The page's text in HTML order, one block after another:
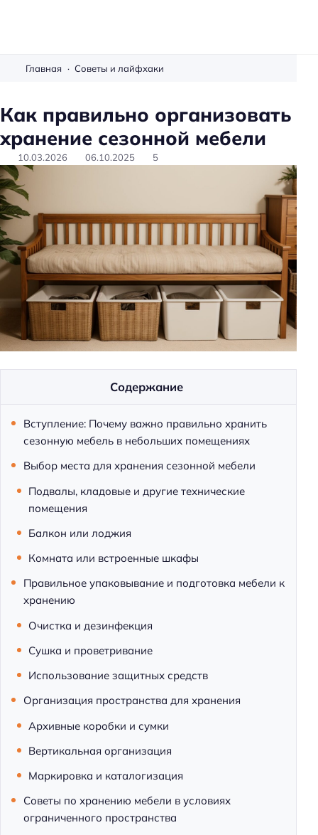
л
ь
в
о
и
м
и
р
у
а
и
Главная Советы и лайфхаки
Как правильно организовать
хранение сезонной мебели
10.03.2026 06.10.2025 5
Содержание
Вступление: Почему важно правильно хранить
сезонную мебель в небольших помещениях
Выбор места для хранения сезонной мебели
Подвалы, кладовые и другие технические
помещения
Балкон или лоджия
Комната или встроенные шкафы
Правильное упаковывание и подготовка мебели к
хранению
Очистка и дезинфекция
Сушка и проветривание
Использование защитных средств
Организация пространства для хранения
Архивные коробки и сумки
Вертикальная организация
Маркировка и каталогизация
Советы по хранению мебели в условиях
ограниченного пространства